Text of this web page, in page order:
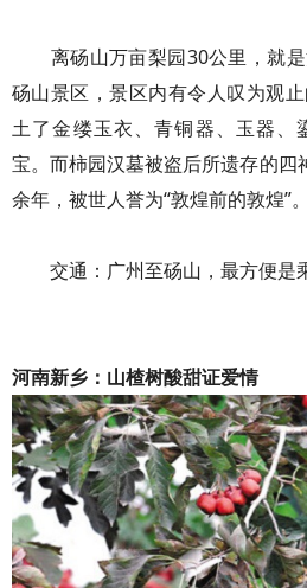
离砀山万亩梨园30公里，就是
砀山景区，景区内有令人叹为观
土了金缕玉衣、青铜器、玉器、
宝。而柿园汉墓被盗后所遗存的四
余年，被世人誉为“敦煌前的敦煌”。
交通：广州至砀山，最方便是乘
河南新乡：山楂树酸甜证爱情